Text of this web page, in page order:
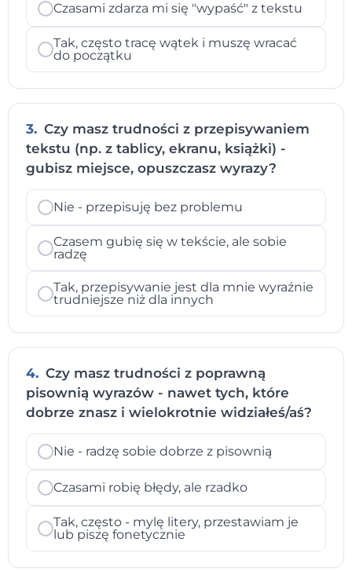
Czasami zdarza mi się "wypaść" z tekstu
Tak, często tracę wątek i muszę wracać
do początku
3. Czy masz trudności z przepisywaniem
tekstu (np. z tablicy, ekranu, książki) -
gubisz miejsce, opuszczasz wyrazy?
Nie - przepisuję bez problemu
Czasem gubię się w tekście, ale sobie
radzę
Tak, przepisywanie jest dla mnie wyraźnie
trudniejsze niż dla innych
4. Czy masz trudności z poprawną
pisownią wyrazów - nawet tych, które
dobrze znasz i wielokrotnie widziałeś/aś?
Nie - radzę sobie dobrze z pisownią
Czasami robię błędy, ale rzadko
Tak, często - mylę litery, przestawiam je
lub piszę fonetycznie